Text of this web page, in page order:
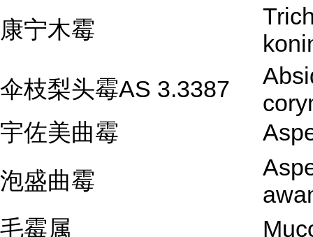
康宁木霉
伞枝梨头霉AS 3.3387
宇佐美曲霉
泡盛曲霉
毛霉属